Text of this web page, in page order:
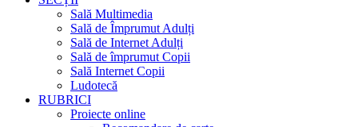
Sală Multimedia
Sală de Împrumut Adulți
Sală de Internet Adulți
Sală de împrumut Copii
Sală Internet Copii
Ludotecă
RUBRICI
Proiecte online